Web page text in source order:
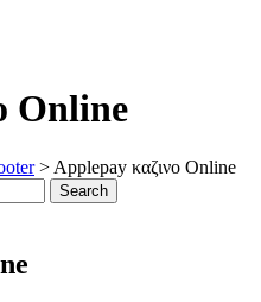
Online
> Applepay καζινο Online
Search